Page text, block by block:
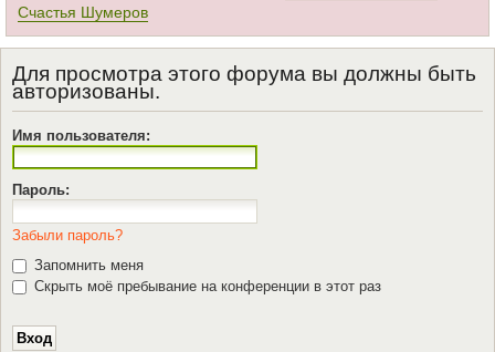
Счастья Шумеров
Для просмотра этого форума вы должны быть
авторизованы.
Имя пользователя:
Пароль:
Забыли пароль?
Запомнить меня
Скрыть моё пребывание на конференции в этот раз